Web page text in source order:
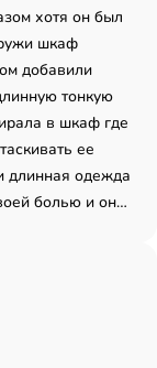
хотя он был
шкаф
добавили
тонкую
в шкаф где
ее
длинная одежда
болью и она